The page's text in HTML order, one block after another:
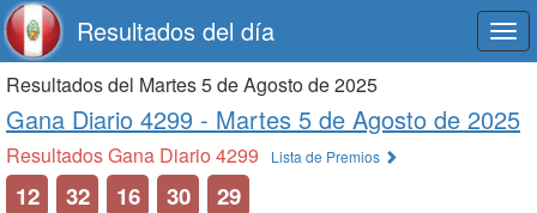
Resultados del día
Resultados del Martes 5 de Agosto de 2025
Gana Diario 4299 - Martes 5 de Agosto de 2025
Resultados Gana Diario 4299 Lista de Premios
12 32 16 30 29